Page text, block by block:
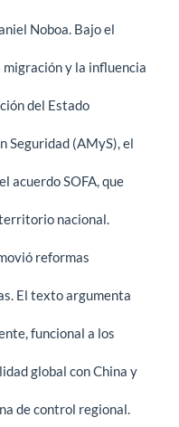
Noboa. Bajo el
y la influencia
del Estado
Seguridad (AMyS), el
acuerdo SOFA, que
nacional.
reformas
El texto argumenta
funcional a los
global con China y
de control regional.